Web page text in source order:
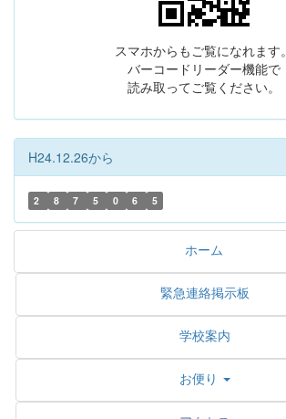
スマホからもご覧になれます。
バーコードリーダー機能で
読み取ってご覧ください。
H24.12.26から
2 8 7 5 0 6 5
ホーム
緊急連絡掲示板
学校案内
お便り